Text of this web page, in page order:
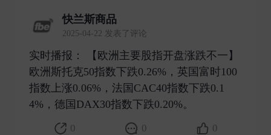
快兰斯商品
2025-04-22 发表了评论
实时播报： 【欧洲主要股指开盘涨跌不一】
欧洲斯托克50指数下跌0.26%，英国富时100
指数上涨0.06%，法国CAC40指数下跌0.1
4%，德国DAX30指数下跌0.20%。 ​
0 0 0